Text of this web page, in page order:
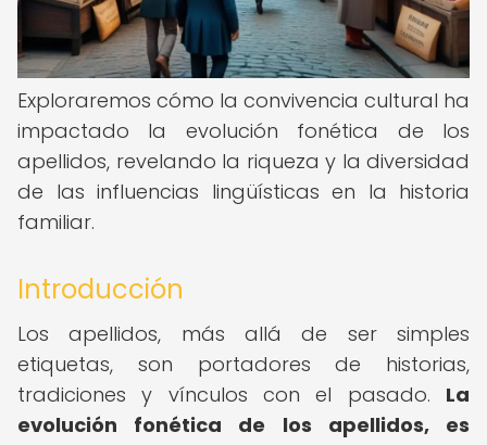
Exploraremos cómo la convivencia cultural ha
impactado la evolución fonética de los
apellidos, revelando la riqueza y la diversidad
de las influencias lingüísticas en la historia
familiar.
Introducción
Los apellidos, más allá de ser simples
etiquetas, son portadores de historias,
tradiciones y vínculos con el pasado. La
evolución fonética de los apellidos, es